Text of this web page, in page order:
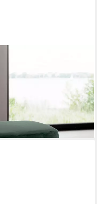
in Samtoptik,